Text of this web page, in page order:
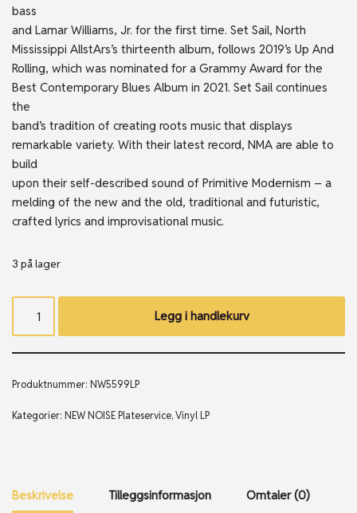
bass
and Lamar Williams, Jr. for the first time. Set Sail, North
Mississippi AllstArs’s thirteenth album, follows 2019’s Up And
Rolling, which was nominated for a Grammy Award for the
Best Contemporary Blues Album in 2021. Set Sail continues
the
band’s tradition of creating roots music that displays
remarkable variety. With their latest record, NMA are able to
build
upon their self-described sound of Primitive Modernism – a
melding of the new and the old, traditional and futuristic,
crafted lyrics and improvisational music.
3 på lager
Legg i handlekurv
Produktnummer: NW5599LP
Kategorier: NEW NOISE Plateservice,Vinyl LP
Beskrivelse Tilleggsinformasjon Omtaler (0)